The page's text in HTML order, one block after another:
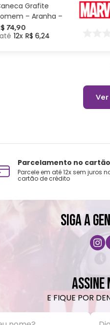
Grafite
– Aranha –
74,90
12 R$ 6,24
Parcelamento no cartão
Parcele em até 12x sem juros
cartão de crédito
SIGA A
ASSINE
E FIQUE POR